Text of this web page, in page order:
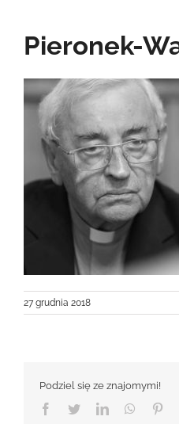
Pieronek-
27 grudnia 2018
Podziel się ze znajomymi!
Facebook
TwitterLinkedIn